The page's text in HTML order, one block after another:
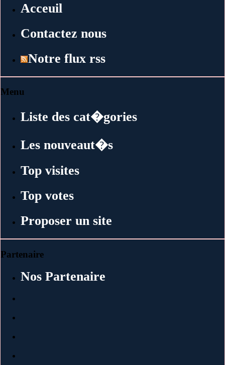
Acceuil
Contactez nous
Notre flux rss
Menu
Liste des cat�gories
Les nouveaut�s
Top visites
Top votes
Proposer un site
Partenaire
Nos Partenaire